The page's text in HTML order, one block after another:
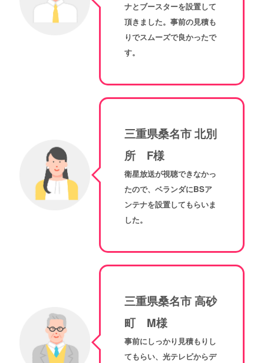
ナとブースターを設置して
頂きました。事前の見積も
りでスムーズで良かったで
す。
三重県桑名市 北別
所 F様
衛星放送が視聴できなかっ
たので、ベランダにBSア
ンテナを設置してもらいま
した。
三重県桑名市 高砂
町 M様
事前にしっかり見積もりし
てもらい、光テレビからデ